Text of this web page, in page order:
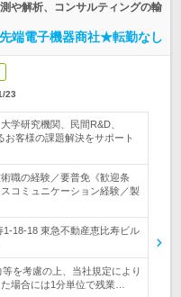
や解析、コンサルティングの輸
端電子機器商社★転勤なし
23
学研究機関、民間R&D、
客様の課題解決をサポート
職の経験／要普免《歓迎条
コミュニケーション経験／製
1-18-18 東急不動産恵比寿ビル
を考慮の上、当社規定により
場合には1分単位で残業…